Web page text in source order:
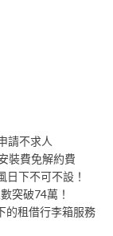
請不求人
裝費免解約費
日下不可不設！
突破74萬！
的租借行李箱服務